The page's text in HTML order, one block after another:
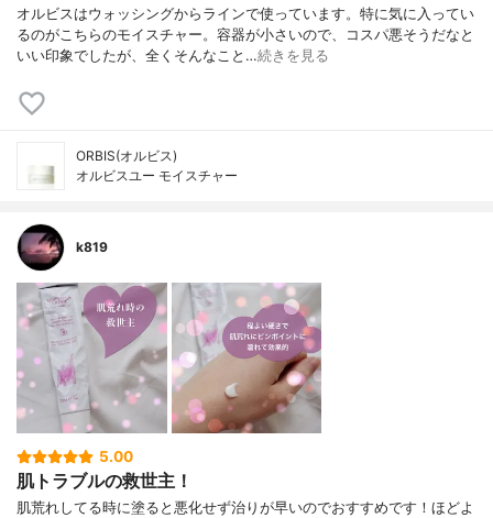
オルビスはウォッシングからラインで使っています。特に気に入ってい
るのがこちらのモイスチャー。容器が小さいので、コスパ悪そうだなと
いい印象でしたが、全くそんなこと…続きを見る
ORBIS(オルビス)
オルビスユー モイスチャー
k819
5.00
肌トラブルの救世主！
肌荒れしてる時に塗ると悪化せず治りが早いのでおすすめです！ほどよ